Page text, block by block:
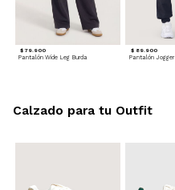
$ 79.900
Pantalón Wide Leg Burda
$ 89.900
Calzado para tu Outfit